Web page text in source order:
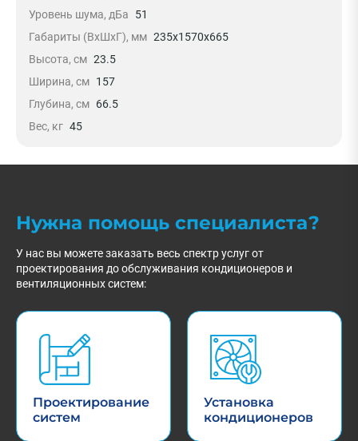
Уровень шума, дБа
51
Габариты (ВхШхГ), мм 235x1570x665
Высота, см 23.5
Ширина, см 157
Глубина, см 66.5
Вес, кг 45
Нужна помощь специалиста?
У нас вы можете заказать весь спектр услуг от
проектирования до обслуживания кондиционеров и
вентиляционных систем:
Проектирование
систем
Установка
кондиционеров